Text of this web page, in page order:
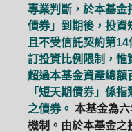
專業判斷，於本基金
債券」到期後，投資
且不受信託契約第
訂投資比例限制，惟
超過本基金資產總額
「短天期債券」係
之債券。 本基金為
機制。由於本基金之